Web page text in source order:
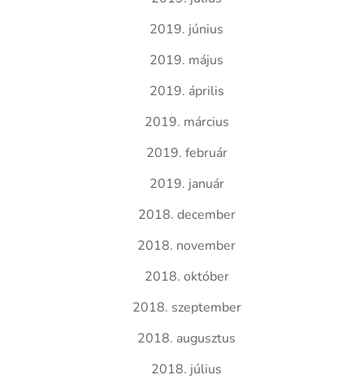
2019. június
2019. május
2019. április
2019. március
2019. február
2019. január
2018. december
2018. november
2018. október
2018. szeptember
2018. augusztus
2018. július